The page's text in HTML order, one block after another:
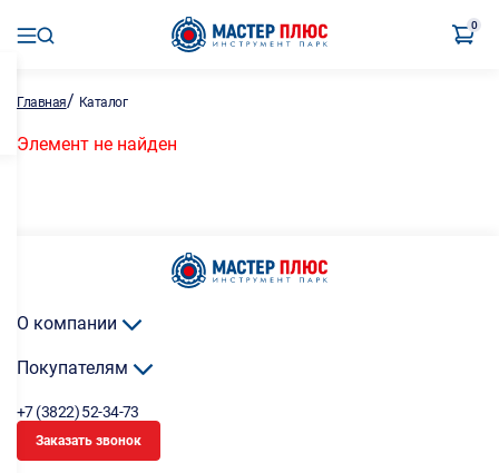
0
Главная/ Каталог
Элемент не найден
О компании
Покупателям
+7 (3822) 52-34-73
Заказать звонок